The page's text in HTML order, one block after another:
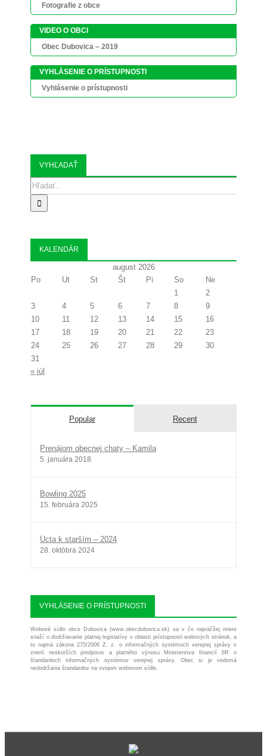
Fotografie z obce
VIDEO O OBCI
Obec Dubovica – 2019
VYHLÁSENIE O PRÍSTUPNOSTI
Vyhlásenie o prístupnosti
VYHĽADAŤ
Search
for:
KALENDÁR
august 2026
Po
Ut St Št Pi So
Ne
1
2
3
4 5 6 7 8
9
10
11 12 13 14 15
16
17
18 19 20 21 22
23
24
25 26 27 28 29
30
31
« júl
Popular Recent
Prenájom obecnej chaty – Kamila
5. januára 2018
Bowling 2025
15. februára 2025
Úcta k starším – 2024
28. októbra 2024
VYHLÁSENIE O PRÍSTUPNOSTI
Webové sídlo obce Dubovica (www.obecdubovica.sk) sa v čo najväčšej miere
snaží o dodržiavanie platnej legislatívy v oblasti prístupnosti webových stránok, a
to najmä zákona 275/2006 Z. z. o informačných systémoch verejnej správy v
znení neskorších predpisov a platného výnosu Ministerstva financií SR o
štandardoch informačných systémov verejnej správy. Obec si je vedomá
nedodržania štandardov na svojom webovom sídle.